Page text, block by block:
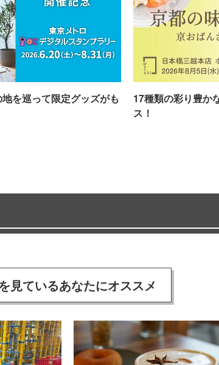
を巡って限定グッズがも
17種類の彩り豊か
ス！
見ているあなたにオススメ